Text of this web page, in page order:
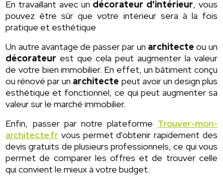
En travaillant avec un décorateur d'intérieur, vous
pouvez être sûr que votre intérieur sera à la fois
pratique et esthétique
Un autre avantage de passer par un architecte ou un
décorateur est que cela peut augmenter la valeur
de votre bien immobilier. En effet, un bâtiment conçu
ou rénové par un architecte peut avoir un design plus
esthétique et fonctionnel, ce qui peut augmenter sa
valeur sur le marché immobilier.
Enfin, passer par notre plateforme Trouver-mon-
architecte.fr vous permet d'obtenir rapidement des
devis gratuits de plusieurs professionnels, ce qui vous
permet de comparer les offres et de trouver celle
qui convient le mieux à votre budget.